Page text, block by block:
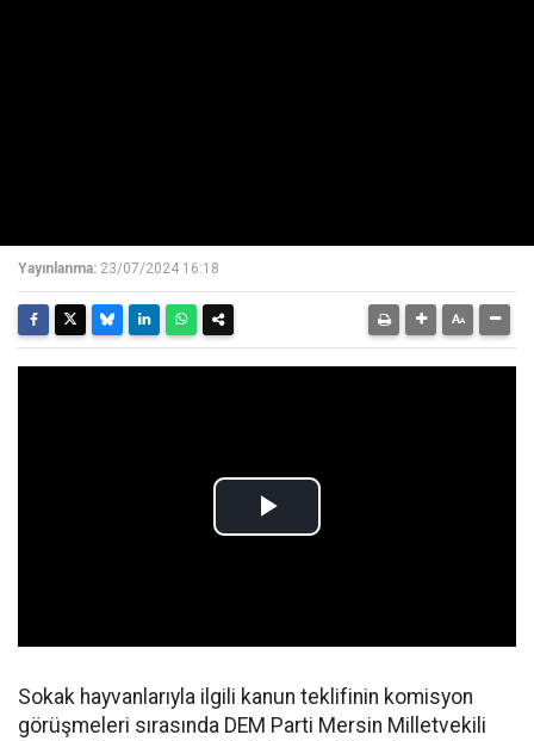
Yayınlanma: 23/07/2024 16:18
Sokak hayvanlarıyla ilgili kanun teklifinin komisyon
görüşmeleri sırasında DEM Parti Mersin Milletvekili